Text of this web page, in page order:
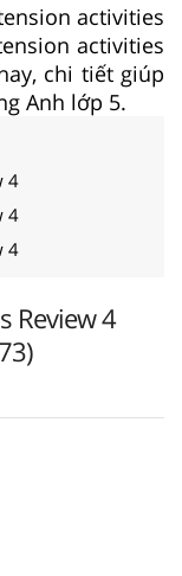
activities
activities
chi tiết giúp
Anh lớp 5.
4
4
4
Review 4